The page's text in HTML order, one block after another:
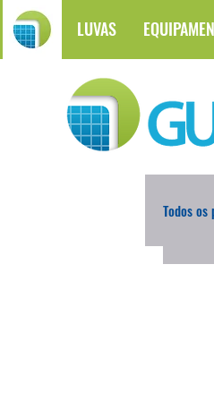
LUVAS
Todos os